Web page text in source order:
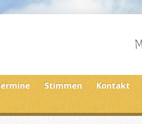
Stimmen Kontakt